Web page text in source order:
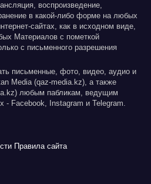
воспроизведение,
в какой-либо форме на любых
сайтах, как в исходном виде,
Материалов с пометкой
с письменного разрешения
письменные, фото, видео, аудио и
Media (qaz-media.kz), а также
любым пабликам, ведущим
- Facebook, Instagram и Telegram.
Правила сайта